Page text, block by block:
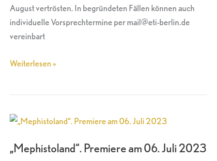
August vertrösten. In begründeten Fällen können auch
individuelle Vorsprechtermine per mail@eti-berlin.de
vereinbart
Weiterlesen »
„Mephistoland“. Premiere am 06. Juli 2023
„Mephistoland“.
am